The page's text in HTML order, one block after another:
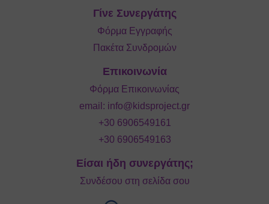
Γίνε Συνεργάτης
Φόρμα Εγγραφής
Πακέτα Συνδρομών
Επικοινωνία
Φόρμα Επικοινωνίας
email: info@kidsproject.gr
+30 6906549161
+30 6906549163
Είσαι ήδη συνεργάτης;
Συνδέσου στη σελίδα σου